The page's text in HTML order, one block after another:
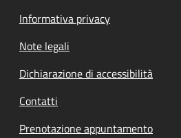
Informativa privacy
Note legali
Dichiarazione di accessibilità
Contatti
Prenotazione appuntamento